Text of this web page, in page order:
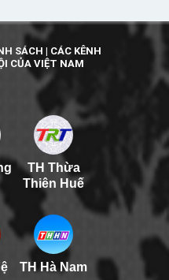
SÁCH | CÁC KÊNH
CỦA VIỆT NAM
TH Thừa
Thiên Huế
TH Hà Nam